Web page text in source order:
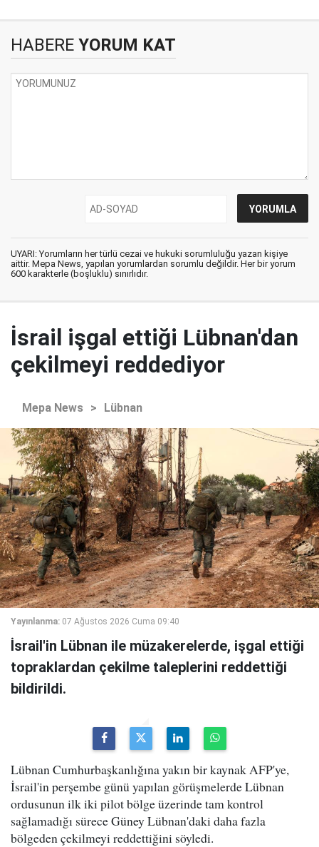
HABERE YORUM KAT
UYARI: Yorumların her türlü cezai ve hukuki sorumluluğu yazan kişiye
aittir. Mepa News, yapılan yorumlardan sorumlu değildir. Her bir yorum
600 karakterle (boşluklu) sınırlıdır.
İsrail işgal ettiği Lübnan'dan
çekilmeyi reddediyor
Mepa News > Lübnan
Yayınlanma: 07 Ağustos 2026 Cuma 09:40
İsrail'in Lübnan ile müzakerelerde, işgal ettiği
topraklardan çekilme taleplerini reddettiği
bildirildi.
Lübnan Cumhurbaşkanlığına yakın bir kaynak AFP'ye,
İsrail'in perşembe günü yapılan görüşmelerde Lübnan
ordusunun ilk iki pilot bölge üzerinde tam kontrol
sağlamadığı sürece Güney Lübnan'daki daha fazla
bölgeden çekilmeyi reddettiğini söyledi.